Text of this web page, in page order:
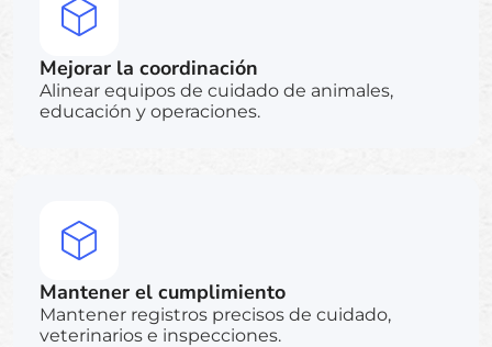
Mejorar la coordinación
Alinear equipos de cuidado de animales,
educación y operaciones.
Mantener el cumplimiento
Mantener registros precisos de cuidado,
veterinarios e inspecciones.